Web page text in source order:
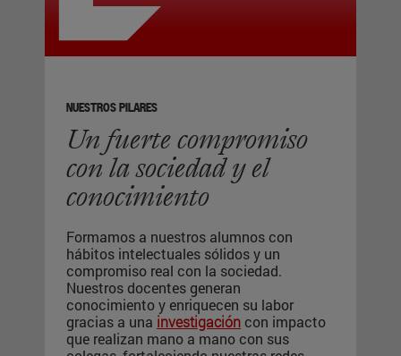
NUESTROS PILARES
Un fuerte compromiso
con la sociedad y el
conocimiento
Formamos a nuestros alumnos con
hábitos intelectuales sólidosy un
compromiso real con la sociedad.
Nuestros docentes generan
conocimiento y enriquecen su labor
gracias a una investigación con impacto
que realizan mano a mano con sus